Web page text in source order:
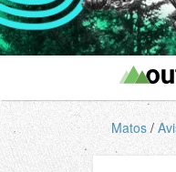
Matos